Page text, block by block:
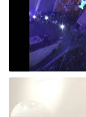
Muestra